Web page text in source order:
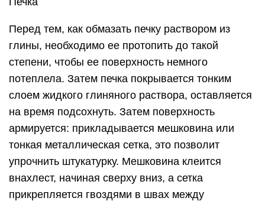
Перед тем, как обмазать печку раствором из
глины, необходимо ее протопить до такой
степени, чтобы ее поверхность немного
потеплела. Затем печка покрывается тонким
слоем жидкого глиняного раствора, оставляется
на время подсохнуть. Затем поверхность
армируется: прикладывается мешковина или
тонкая металлическая сетка, это позволит
упрочнить штукатурку. Мешковина клеится
внахлест, начиная сверху вниз, а сетка
прикрепляется гвоздями в швах между